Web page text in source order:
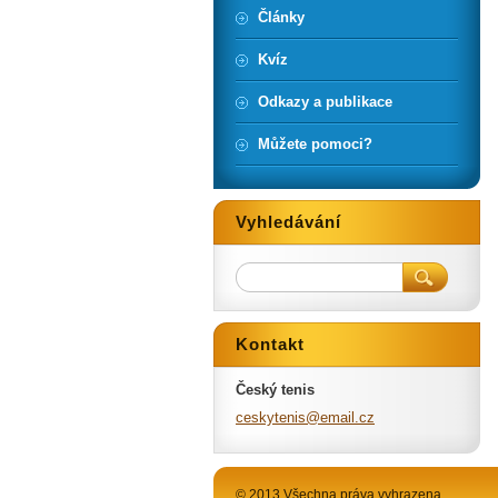
Články
Kvíz
Odkazy a publikace
Můžete pomoci?
Vyhledávání
Kontakt
Český tenis
ceskytenis@email .cz
© 2013 Všechna práva vyhrazena.